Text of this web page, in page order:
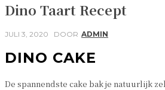
Dino Taart Recept
JULI 3, 2020 DOOR ADMIN
DINO CAKE
De spannendste cake bak je natuurlijk